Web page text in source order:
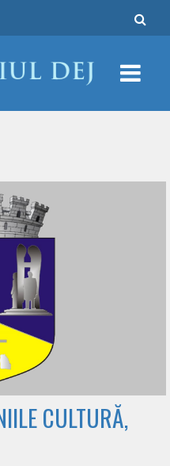
CULTURĂ,